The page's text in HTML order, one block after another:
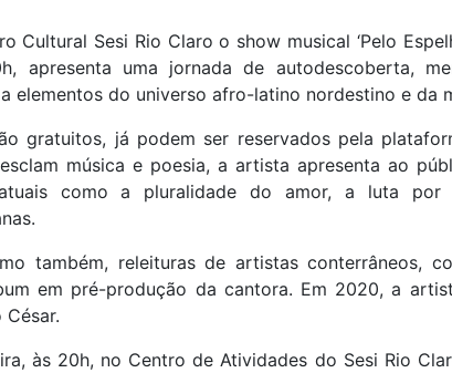
Sesi Rio Claro o show musical ‘Pelo
apresenta uma jornada de autodescoberta,
elementos do universo afro-latino nordestino e da
gratuitos, já podem ser reservados pela
música e poesia, a artista apresenta ao
como a pluralidade do amor, a luta por
também, releituras de artistas conterrâneos,
em pré-produção da cantora. Em 2020, a
às 20h, no Centro de Atividades do Sesi Rio